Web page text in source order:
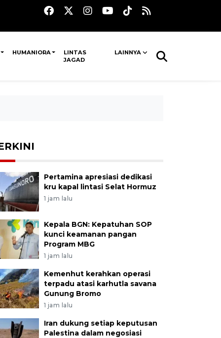
HUMANIORA
LINTAS
JAGAD
LAINNYA
Pertamina apresiasi dedikasi
kru kapal lintasi Selat Hormuz
1 jam lalu
Kepala BGN: Kepatuhan SOP
kunci keamanan pangan
Program MBG
1 jam lalu
Kemenhut kerahkan operasi
terpadu atasi karhutla savana
Gunung Bromo
1 jam lalu
Iran dukung setiap keputusan
Palestina dalam negosiasi